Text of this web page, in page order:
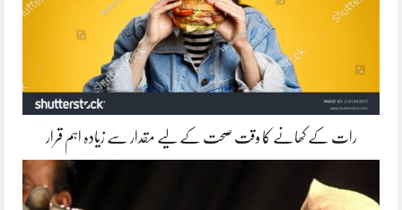
رات کے کھانے کا وقت صحت کے لیے مقدار سے زیادہ اہم قرار